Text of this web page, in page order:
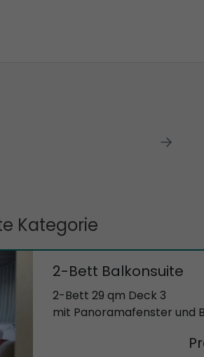
Kategorie
2-Bett Balkonsuite
2-Bett 29 qm Deck 3
mit Panoramafenster und